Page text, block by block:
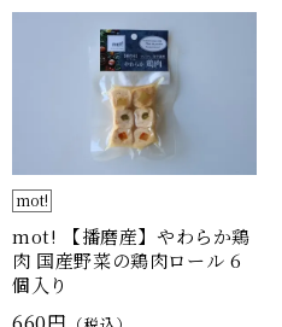
mot!
mot! 【播磨産】やわらか鶏
肉 国産野菜の鶏肉ロール 6
個入り